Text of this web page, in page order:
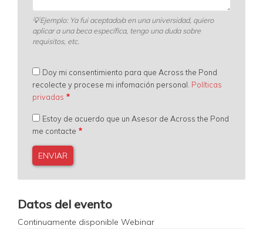
💡Ejemplo: Ya fui aceptado/a en una universidad, quiero
aplicar a una beca específica, tengo una duda sobre
requisitos, etc.
Doy mi consentimiento para que Across the Pond
recolecte y procese mi infomación personal. Políticas
privadas
Estoy de acuerdo que un Asesor de Across the Pond
me contacte
Datos del evento
Continuamente disponible Webinar